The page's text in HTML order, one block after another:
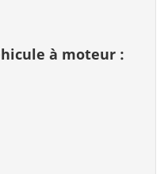
à moteur :